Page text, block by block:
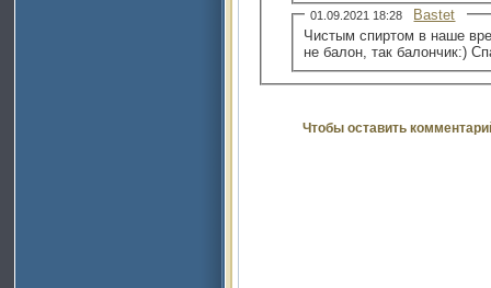
01.09.2021 18:28
Bastet
Чистым спиртом в наше
не балон, так балончик:)
Чтобы оставить